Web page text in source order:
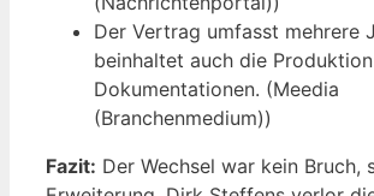
Der Vertrag umfasst mehrere
beinhaltet auch die
Dokumentationen. (Meedia
(Branchenmedium))
Fazit: Der Wechsel war kein Bruch,